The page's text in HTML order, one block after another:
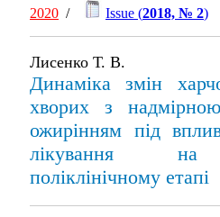
2020 / Issue (2018, № 2)
Лисенко Т. В.
Динаміка змін
хворих з
ожирінням під
лікування на
поліклінічному етапі